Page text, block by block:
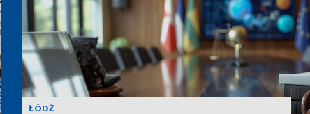
ŁÓDŹ